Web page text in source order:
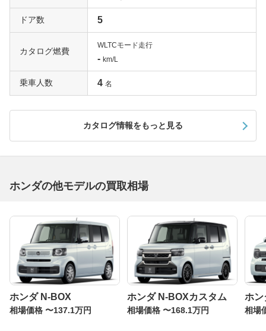
ドア数 5
カタログ燃費
WLTCモード走行
- km/L
乗車人数 4 名
カタログ情報をもっと見る
ホンダの他モデルの買取相場
ホンダ N-BOX
相場価格 〜137.1万円
ホンダ N-BOXカスタム
相場価格 〜168.1万円
ホン
相場